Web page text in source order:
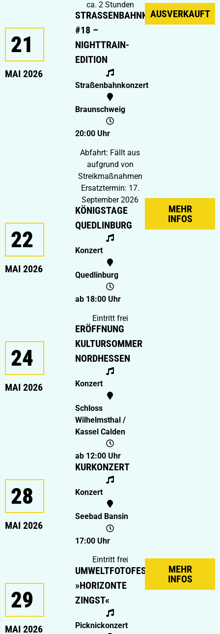
ca. 2 Stunden
21
MAI 2026
STRASSENBAHNKONZERT #
18 – N
IGHTTRAIN-E
DITION
Straßenbahnkonzert
Braunschweig
20:00 Uhr
Abfahrt: Fällt aus
aufgrund von
Streikmaßnahmen
Ersatztermin: 17.
September 2026
AUSVERKAUFT
22
MAI 2026
KÖNIGSTAGE
QUEDLINBURG
Konzert
Quedlinburg
ab 18:00 Uhr
Eintritt frei
MEHR
INFOS
24
MAI 2026
ERÖFFNUNG
KULTURSOMMER
NORDHESSEN
Konzert
Schloss
Wilhelmsthal /
Kassel Calden
ab 12:00 Uhr
28
MAI 2026
KURKONZERT
Konzert
Seebad Bansin
17:00 Uhr
Eintritt frei
29
MAI 2026
UMWELTFOTOFESTIVAL
»HORIZONTE
ZINGST«
Picknickonzert
MEHR
INFOS